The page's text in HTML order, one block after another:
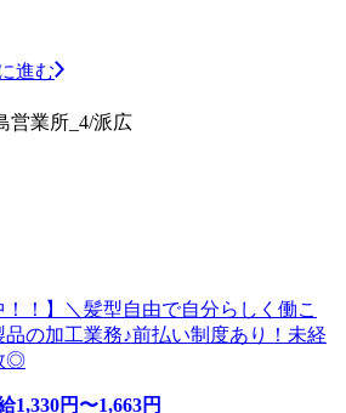
進む
営業所_4/派広
！！】＼髪型自由で自分らしく働こ
の加工業務♪前払い制度あり！未経
◎
1,330円〜1,663円